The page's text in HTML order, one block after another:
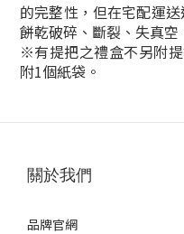
的完整性，但在宅配運
餅乾破碎、斷裂、失真
※有提把之禮盒不另附
附1個紙袋。
關於我們
品牌官網